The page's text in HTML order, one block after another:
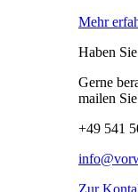
Mehr
Haben
Gerne
mailen
+49 541
Zur